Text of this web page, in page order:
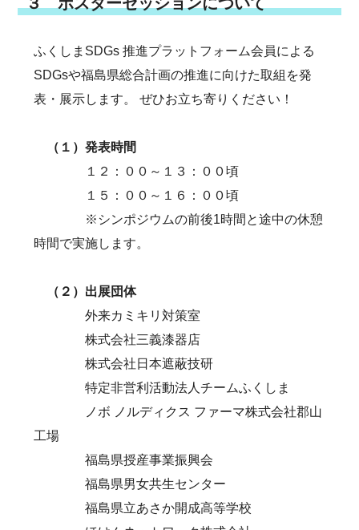
ふくしまSDGs 推進プラットフォーム会員による
SDGsや福島県総合計画の推進に向けた取組を発
表・展示します。 ぜひお立ち寄りください！
（１）発表時間
１２：００～１３：００頃
１５：００～１６：００頃
※シンポジウムの前後1時間と途中の休憩
時間で実施します。
（２）出展団体
外来カミキリ対策室
株式会社三義漆器店
株式会社日本遮蔽技研
特定非営利活動法人チームふくしま
ノボ ノルディクス ファーマ株式会社郡山
工場
福島県授産事業振興会
福島県男女共生センター
福島県立あさか開成高等学校